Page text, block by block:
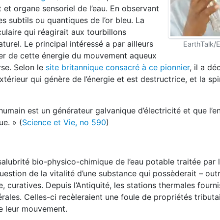
EarthTalk/
organe sensoriel de l’eau. En observant
subtils ou quantiques de l’or bleu. La
qui réagirait aux tourbillons
Le principal intéressé a par ailleurs
de cette énergie du mouvement aqueux
Selon le site britannique consacré à ce pionnier, il a
qui génère de l’énergie et est destructrice, et la
est un générateur galvanique d’électricité et que
» (Science et Vie, no 590)
bio-physico-chimique de l’eau potable traitée par
de la vitalité d’une substance qui possèderait –
Depuis l’Antiquité, les stations thermales
Celles-ci recèleraient une foule de propriétés
leur mouvement.